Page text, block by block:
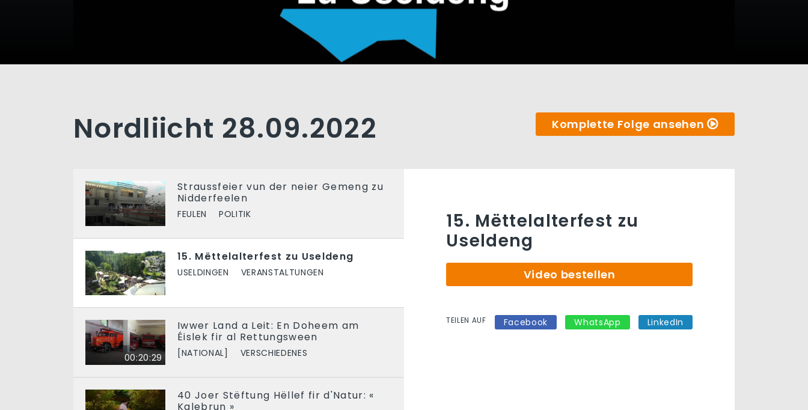
Nordliicht 28.09.2022 Komplette Folge ansehen
Straussfeier vun der neier Gemeng zu
Nidderfeelen
FEULEN POLITIK
15. Mëttelalterfest zu Useldeng
USELDINGEN VERANSTALTUNGEN
00:20:29
Iwwer Land a Leit: En Doheem am
Éislek fir al Rettungsween
[NATIONAL] VERSCHIEDENES
40 Joer Stëftung Hëllef fir d'Natur: «
Kalebrun »
15. Mëttelalterfest zu
Useldeng
Video bestellen
TEILEN AUF Facebook WhatsApp LinkedIn